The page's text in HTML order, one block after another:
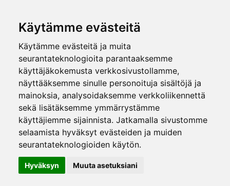
Käytämme evästeitä
Käytämme evästeitä ja muita
seurantateknologioita parantaaksemme
käyttäjäkokemusta verkkosivustollamme,
näyttääksemme sinulle personoituja sisältöjä ja
mainoksia, analysoidaksemme verkkoliikennettä
sekä lisätäksemme ymmärrystämme
käyttäjiemme sijainnista. Jatkamalla sivustomme
selaamista hyväksyt evästeiden ja muiden
seurantateknologioiden käytön.
Hyväksyn Muuta asetuksiani